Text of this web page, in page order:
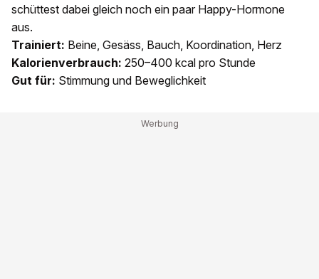
schüttest dabei gleich noch ein paar Happy-Hormone
aus.
Trainiert: Beine, Gesäss, Bauch, Koordination, Herz
Kalorienverbrauch: 250–400 kcal pro Stunde
Gut für: Stimmung und Beweglichkeit